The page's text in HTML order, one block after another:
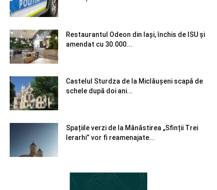
Restaurantul Odeon din Iași, închis de ISU și
amendat cu 30.000...
Castelul Sturdza de la Miclăușeni scapă de
schele după doi ani...
Spațiile verzi de la Mănăstirea „Sfinții Trei
Ierarhi” vor fi reamenajate...